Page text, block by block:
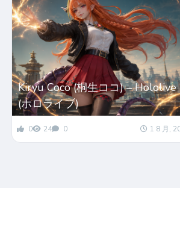
Kiryu Coco (桐生ココ) – Hololive
(ホロライブ)
0 24 0 1 8 月,